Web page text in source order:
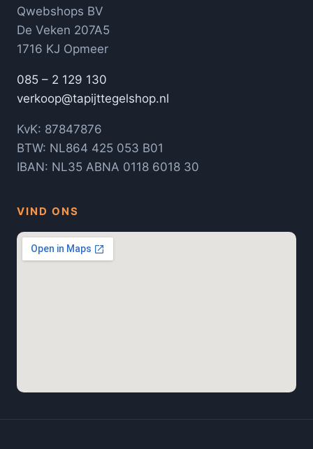
Qwebshops BV
De Veken 207A5
1716 KJ Opmeer
085 – 2 129 130
verkoop@tapijttegelshop.nl
KvK: 87847876
BTW: NL864 425 053 B01
IBAN: NL35 ABNA 0118 6018 30
VIND ONS